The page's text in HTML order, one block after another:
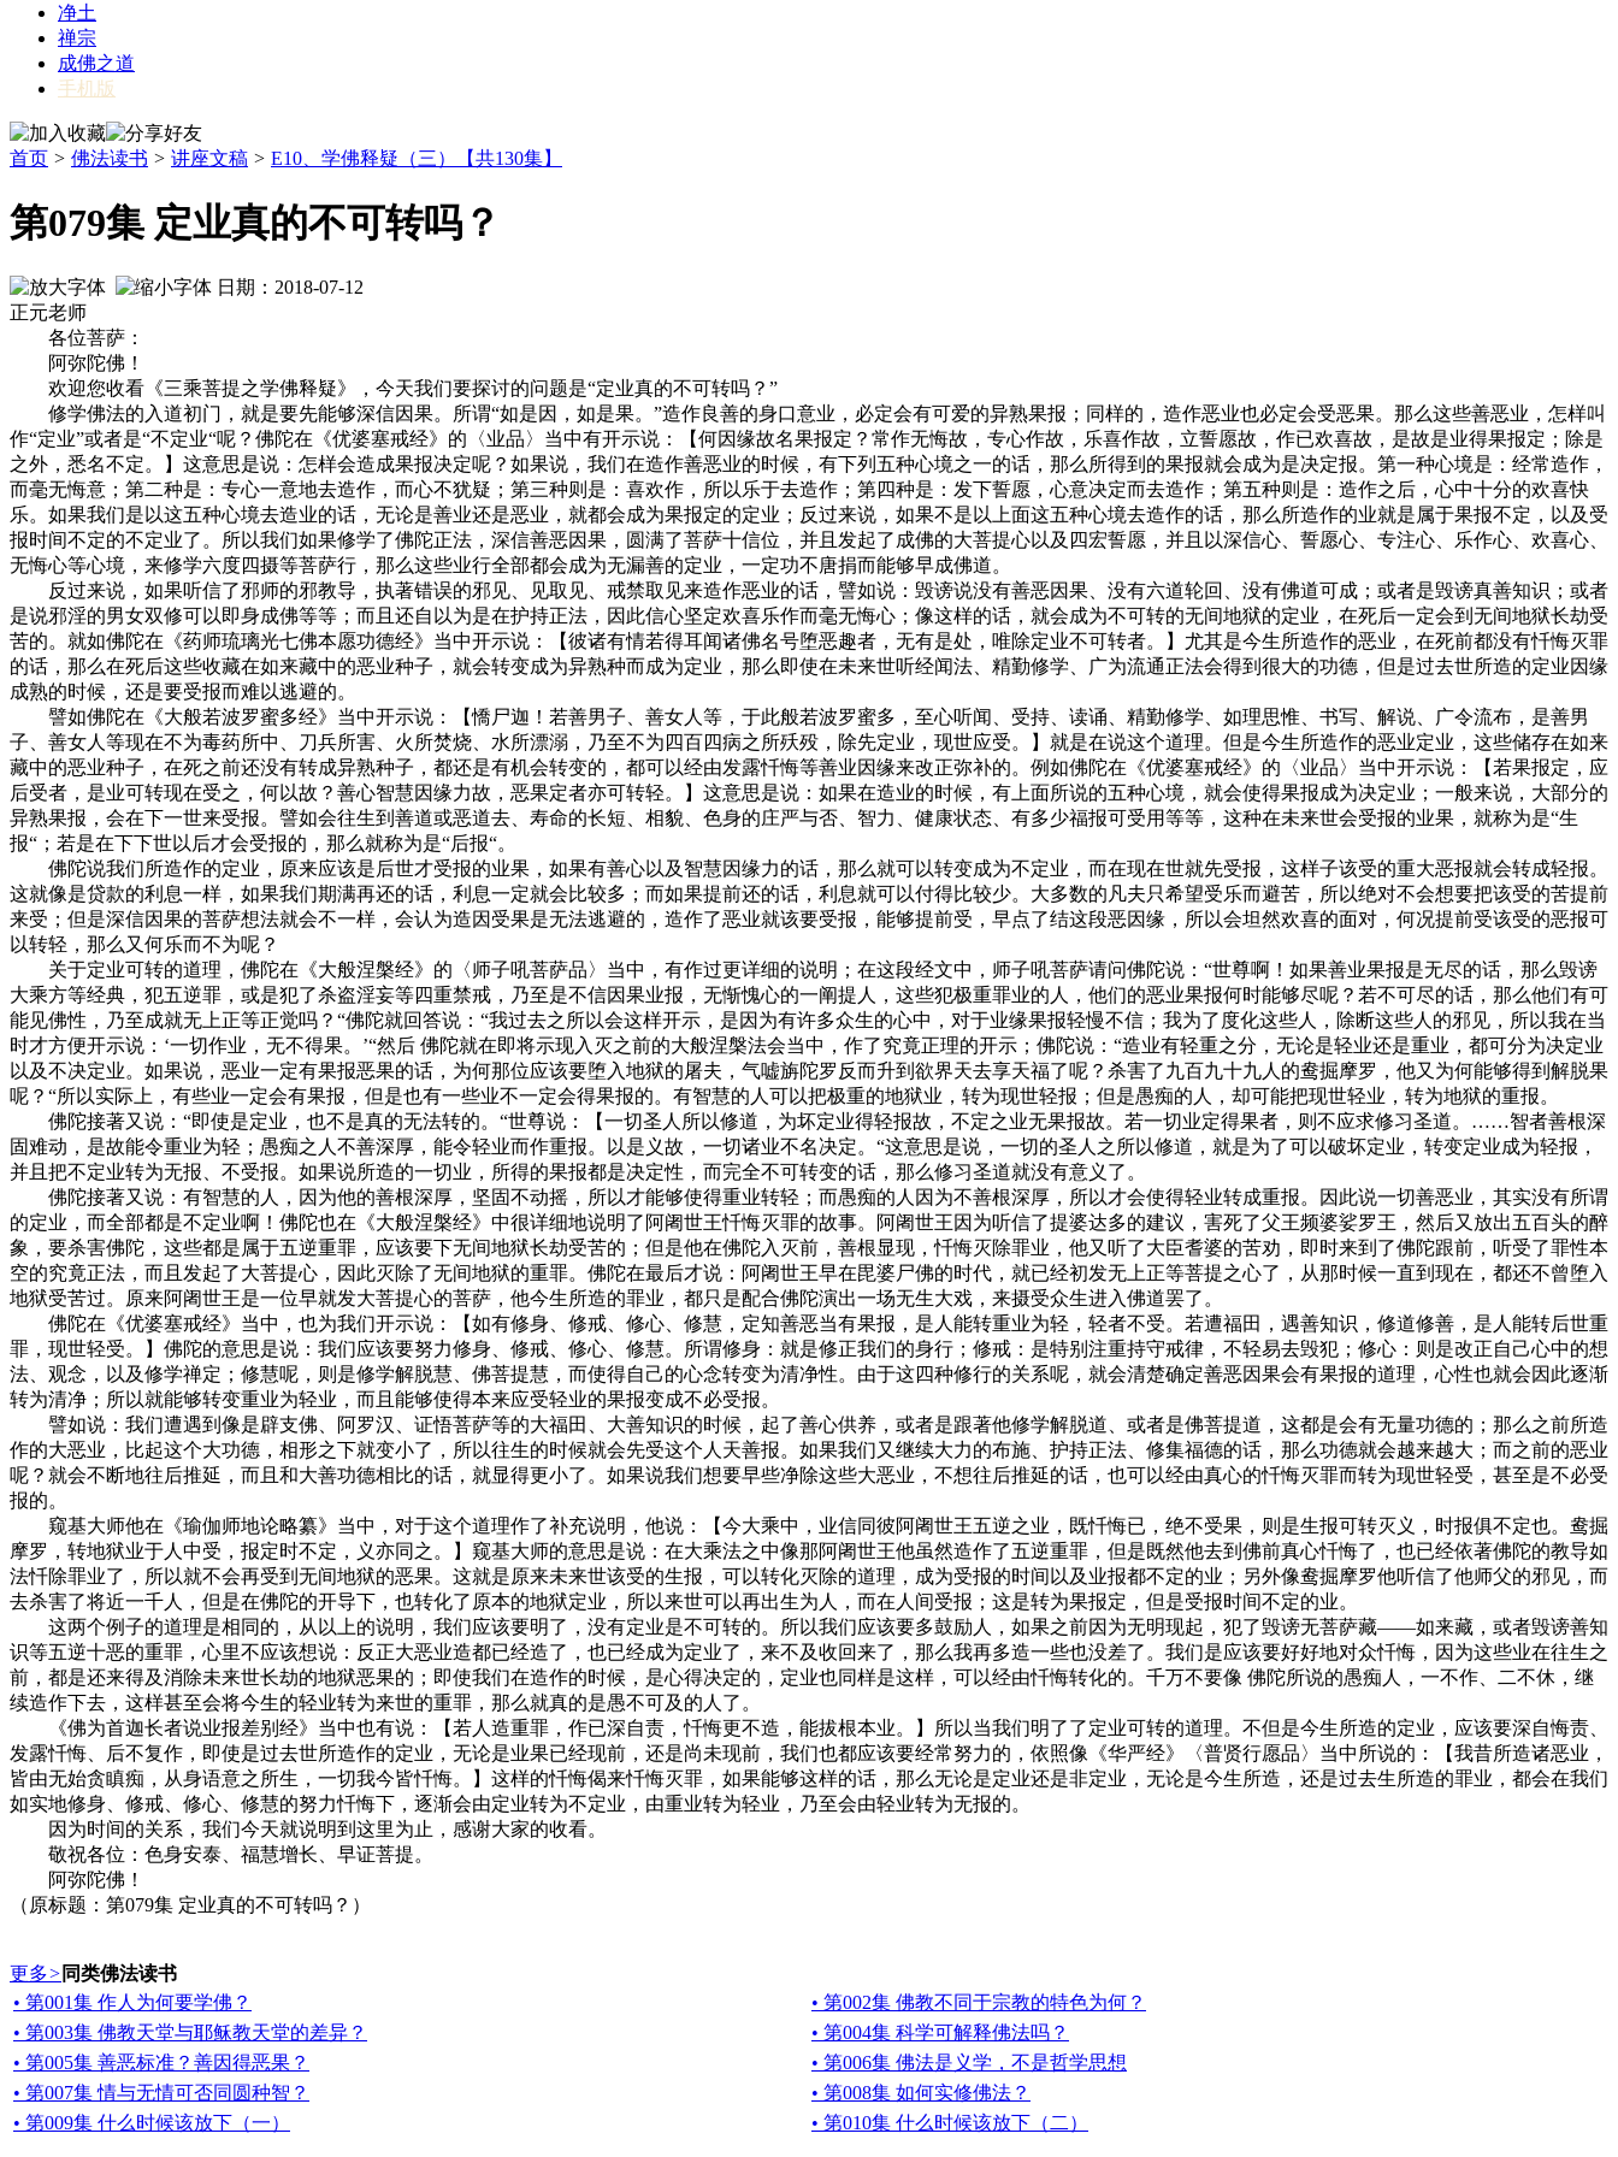
净土
禅宗
成佛之道
手机版
首页 > 佛法读书 > 讲座文稿 > E10、学佛释疑（三）【共130集】
第079集 定业真的不可转吗？
日期：2018-07-12
正元老师
各位菩萨：
阿弥陀佛！
欢迎您收看《三乘菩提之学佛释疑》，今天我们要探讨的问题是“定业真的不可转吗？”
修学佛法的入道初门，就是要先能够深信因果。所谓“如是因，如是果。”造作良善的身口意业，必定会有可爱的异熟果报；同样的，造作恶业也必定会受恶果。那么这些善恶业，怎样叫
作“定业”或者是“不定业“呢？佛陀在《优婆塞戒经》的〈业品〉当中有开示说：【何因缘故名果报定？常作无悔故，专心作故，乐喜作故，立誓愿故，作已欢喜故，是故是业得果报定；除是
之外，悉名不定。】这意思是说：怎样会造成果报决定呢？如果说，我们在造作善恶业的时候，有下列五种心境之一的话，那么所得到的果报就会成为是决定报。第一种心境是：经常造作，
而毫无悔意；第二种是：专心一意地去造作，而心不犹疑；第三种则是：喜欢作，所以乐于去造作；第四种是：发下誓愿，心意决定而去造作；第五种则是：造作之后，心中十分的欢喜快
乐。如果我们是以这五种心境去造业的话，无论是善业还是恶业，就都会成为果报定的定业；反过来说，如果不是以上面这五种心境去造作的话，那么所造作的业就是属于果报不定，以及受
报时间不定的不定业了。所以我们如果修学了佛陀正法，深信善恶因果，圆满了菩萨十信位，并且发起了成佛的大菩提心以及四宏誓愿，并且以深信心、誓愿心、专注心、乐作心、欢喜心、
无悔心等心境，来修学六度四摄等菩萨行，那么这些业行全部都会成为无漏善的定业，一定功不唐捐而能够早成佛道。
反过来说，如果听信了邪师的邪教导，执著错误的邪见、见取见、戒禁取见来造作恶业的话，譬如说：毁谤说没有善恶因果、没有六道轮回、没有佛道可成；或者是毁谤真善知识；或者
是说邪淫的男女双修可以即身成佛等等；而且还自以为是在护持正法，因此信心坚定欢喜乐作而毫无悔心；像这样的话，就会成为不可转的无间地狱的定业，在死后一定会到无间地狱长劫受
苦的。就如佛陀在《药师琉璃光七佛本愿功德经》当中开示说：【彼诸有情若得耳闻诸佛名号堕恶趣者，无有是处，唯除定业不可转者。】尤其是今生所造作的恶业，在死前都没有忏悔灭罪
的话，那么在死后这些收藏在如来藏中的恶业种子，就会转变成为异熟种而成为定业，那么即使在未来世听经闻法、精勤修学、广为流通正法会得到很大的功德，但是过去世所造的定业因缘
成熟的时候，还是要受报而难以逃避的。
譬如佛陀在《大般若波罗蜜多经》当中开示说：【憍尸迦！若善男子、善女人等，于此般若波罗蜜多，至心听闻、受持、读诵、精勤修学、如理思惟、书写、解说、广令流布，是善男
子、善女人等现在不为毒药所中、刀兵所害、火所焚烧、水所漂溺，乃至不为四百四病之所殀殁，除先定业，现世应受。】就是在说这个道理。但是今生所造作的恶业定业，这些储存在如来
藏中的恶业种子，在死之前还没有转成异熟种子，都还是有机会转变的，都可以经由发露忏悔等善业因缘来改正弥补的。例如佛陀在《优婆塞戒经》的〈业品〉当中开示说：【若果报定，应
后受者，是业可转现在受之，何以故？善心智慧因缘力故，恶果定者亦可转轻。】这意思是说：如果在造业的时候，有上面所说的五种心境，就会使得果报成为决定业；一般来说，大部分的
异熟果报，会在下一世来受报。譬如会往生到善道或恶道去、寿命的长短、相貌、色身的庄严与否、智力、健康状态、有多少福报可受用等等，这种在未来世会受报的业果，就称为是“生
报“；若是在下下世以后才会受报的，那么就称为是“后报“。
佛陀说我们所造作的定业，原来应该是后世才受报的业果，如果有善心以及智慧因缘力的话，那么就可以转变成为不定业，而在现在世就先受报，这样子该受的重大恶报就会转成轻报。
这就像是贷款的利息一样，如果我们期满再还的话，利息一定就会比较多；而如果提前还的话，利息就可以付得比较少。大多数的凡夫只希望受乐而避苦，所以绝对不会想要把该受的苦提前
来受；但是深信因果的菩萨想法就会不一样，会认为造因受果是无法逃避的，造作了恶业就该要受报，能够提前受，早点了结这段恶因缘，所以会坦然欢喜的面对，何况提前受该受的恶报可
以转轻，那么又何乐而不为呢？
关于定业可转的道理，佛陀在《大般涅槃经》的〈师子吼菩萨品〉当中，有作过更详细的说明；在这段经文中，师子吼菩萨请问佛陀说：“世尊啊！如果善业果报是无尽的话，那么毁谤
大乘方等经典，犯五逆罪，或是犯了杀盗淫妄等四重禁戒，乃至是不信因果业报，无惭愧心的一阐提人，这些犯极重罪业的人，他们的恶业果报何时能够尽呢？若不可尽的话，那么他们有可
能见佛性，乃至成就无上正等正觉吗？“佛陀就回答说：“我过去之所以会这样开示，是因为有许多众生的心中，对于业缘果报轻慢不信；我为了度化这些人，除断这些人的邪见，所以我在当
时才方便开示说：‘一切作业，无不得果。’“然后 佛陀就在即将示现入灭之前的大般涅槃法会当中，作了究竟正理的开示；佛陀说：“造业有轻重之分，无论是轻业还是重业，都可分为决定业
以及不决定业。如果说，恶业一定有果报恶果的话，为何那位应该要堕入地狱的屠夫，气嘘旃陀罗反而升到欲界天去享天福了呢？杀害了九百九十九人的鸯掘摩罗，他又为何能够得到解脱果
呢？“所以实际上，有些业一定会有果报，但是也有一些业不一定会得果报的。有智慧的人可以把极重的地狱业，转为现世轻报；但是愚痴的人，却可能把现世轻业，转为地狱的重报。
佛陀接著又说：“即使是定业，也不是真的无法转的。“世尊说：【一切圣人所以修道，为坏定业得轻报故，不定之业无果报故。若一切业定得果者，则不应求修习圣道。……智者善根深
固难动，是故能令重业为轻；愚痴之人不善深厚，能令轻业而作重报。以是义故，一切诸业不名决定。“这意思是说，一切的圣人之所以修道，就是为了可以破坏定业，转变定业成为轻报，
并且把不定业转为无报、不受报。如果说所造的一切业，所得的果报都是决定性，而完全不可转变的话，那么修习圣道就没有意义了。
佛陀接著又说：有智慧的人，因为他的善根深厚，坚固不动摇，所以才能够使得重业转轻；而愚痴的人因为不善根深厚，所以才会使得轻业转成重报。因此说一切善恶业，其实没有所谓
的定业，而全部都是不定业啊！佛陀也在《大般涅槃经》中很详细地说明了阿阇世王忏悔灭罪的故事。阿阇世王因为听信了提婆达多的建议，害死了父王频婆娑罗王，然后又放出五百头的醉
象，要杀害佛陀，这些都是属于五逆重罪，应该要下无间地狱长劫受苦的；但是他在佛陀入灭前，善根显现，忏悔灭除罪业，他又听了大臣耆婆的苦劝，即时来到了佛陀跟前，听受了罪性本
空的究竟正法，而且发起了大菩提心，因此灭除了无间地狱的重罪。佛陀在最后才说：阿阇世王早在毘婆尸佛的时代，就已经初发无上正等菩提之心了，从那时候一直到现在，都还不曾堕入
地狱受苦过。原来阿阇世王是一位早就发大菩提心的菩萨，他今生所造的罪业，都只是配合佛陀演出一场无生大戏，来摄受众生进入佛道罢了。
佛陀在《优婆塞戒经》当中，也为我们开示说：【如有修身、修戒、修心、修慧，定知善恶当有果报，是人能转重业为轻，轻者不受。若遭福田，遇善知识，修道修善，是人能转后世重
罪，现世轻受。】佛陀的意思是说：我们应该要努力修身、修戒、修心、修慧。所谓修身：就是修正我们的身行；修戒：是特别注重持守戒律，不轻易去毁犯；修心：则是改正自己心中的想
法、观念，以及修学禅定；修慧呢，则是修学解脱慧、佛菩提慧，而使得自己的心念转变为清净性。由于这四种修行的关系呢，就会清楚确定善恶因果会有果报的道理，心性也就会因此逐渐
转为清净；所以就能够转变重业为轻业，而且能够使得本来应受轻业的果报变成不必受报。
譬如说：我们遭遇到像是辟支佛、阿罗汉、证悟菩萨等的大福田、大善知识的时候，起了善心供养，或者是跟著他修学解脱道、或者是佛菩提道，这都是会有无量功德的；那么之前所造
作的大恶业，比起这个大功德，相形之下就变小了，所以往生的时候就会先受这个人天善报。如果我们又继续大力的布施、护持正法、修集福德的话，那么功德就会越来越大；而之前的恶业
呢？就会不断地往后推延，而且和大善功德相比的话，就显得更小了。如果说我们想要早些净除这些大恶业，不想往后推延的话，也可以经由真心的忏悔灭罪而转为现世轻受，甚至是不必受
报的。
窥基大师他在《瑜伽师地论略纂》当中，对于这个道理作了补充说明，他说：【今大乘中，业信同彼阿阇世王五逆之业，既忏悔已，绝不受果，则是生报可转灭义，时报俱不定也。鸯掘
摩罗，转地狱业于人中受，报定时不定，义亦同之。】窥基大师的意思是说：在大乘法之中像那阿阇世王他虽然造作了五逆重罪，但是既然他去到佛前真心忏悔了，也已经依著佛陀的教导如
法忏除罪业了，所以就不会再受到无间地狱的恶果。这就是原来未来世该受的生报，可以转化灭除的道理，成为受报的时间以及业报都不定的业；另外像鸯掘摩罗他听信了他师父的邪见，而
去杀害了将近一千人，但是在佛陀的开导下，也转化了原本的地狱定业，所以来世可以再出生为人，而在人间受报；这是转为果报定，但是受报时间不定的业。
这两个例子的道理是相同的，从以上的说明，我们应该要明了，没有定业是不可转的。所以我们应该要多鼓励人，如果之前因为无明现起，犯了毁谤无菩萨藏——如来藏，或者毁谤善知
识等五逆十恶的重罪，心里不应该想说：反正大恶业造都已经造了，也已经成为定业了，来不及收回来了，那么我再多造一些也没差了。我们是应该要好好地对众忏悔，因为这些业在往生之
前，都是还来得及消除未来世长劫的地狱恶果的；即使我们在造作的时候，是心得决定的，定业也同样是这样，可以经由忏悔转化的。千万不要像 佛陀所说的愚痴人，一不作、二不休，继
续造作下去，这样甚至会将今生的轻业转为来世的重罪，那么就真的是愚不可及的人了。
《佛为首迦长者说业报差别经》当中也有说：【若人造重罪，作已深自责，忏悔更不造，能拔根本业。】所以当我们明了了定业可转的道理。不但是今生所造的定业，应该要深自悔责、
发露忏悔、后不复作，即使是过去世所造作的定业，无论是业果已经现前，还是尚未现前，我们也都应该要经常努力的，依照像《华严经》〈普贤行愿品〉当中所说的：【我昔所造诸恶业，
皆由无始贪瞋痴，从身语意之所生，一切我今皆忏悔。】这样的忏悔偈来忏悔灭罪，如果能够这样的话，那么无论是定业还是非定业，无论是今生所造，还是过去生所造的罪业，都会在我们
如实地修身、修戒、修心、修慧的努力忏悔下，逐渐会由定业转为不定业，由重业转为轻业，乃至会由轻业转为无报的。
因为时间的关系，我们今天就说明到这里为止，感谢大家的收看。
敬祝各位：色身安泰、福慧增长、早证菩提。
阿弥陀佛！
（原标题：第079集 定业真的不可转吗？）
更多> 同类佛法读书
• 第001集 作人为何要学佛？
• 第002集 佛教不同于宗教的特色为何？
• 第003集 佛教天堂与耶稣教天堂的差异？
• 第004集 科学可解释佛法吗？
• 第005集 善恶标准？善因得恶果？
• 第006集 佛法是义学，不是哲学思想
• 第007集 情与无情可否同圆种智？
• 第008集 如何实修佛法？
• 第009集 什么时候该放下（一）
• 第010集 什么时候该放下（二）